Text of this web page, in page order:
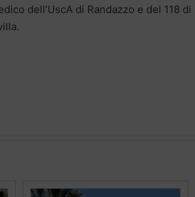
dell’UscA di Randazzo e del 118 di